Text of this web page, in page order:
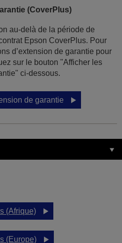
(CoverPlus)
au-delà de la période de
Epson CoverPlus. Pour
d’extension de garantie pour
sur le bouton "Afficher les
ci-dessous.
de garantie
(Afrique)
(Europe)